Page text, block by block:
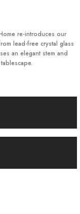
re-introduces our
lead-free crystal glass
an elegant stem and